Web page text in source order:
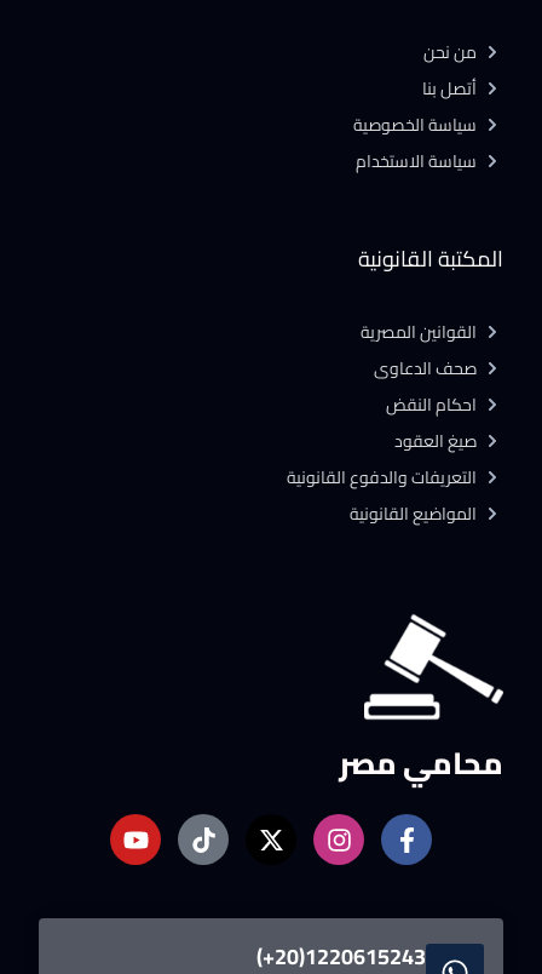
محامي مصر
1220615243(20+)
المكتبة القانونية
القوانين المصرية
صحف الدعاوى
احكام النقض
صيغ العقود
التعريفات والدفوع القانونية
المواضيع القانونية
من نحن
أتصل بنا
سياسة الخصوصية
سياسة الاستخدام